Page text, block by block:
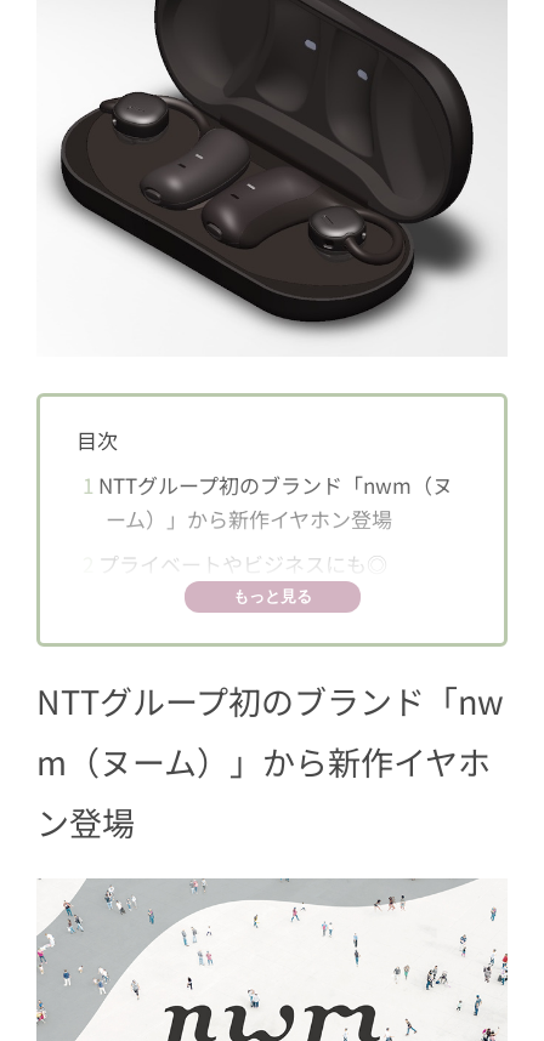
目次
1 NTTグループ初のブランド「nwm（ヌ
ーム）」から新作イヤホン登場
プライベートやビジネスにも◎
もっと見る
NTTグループ初のブランド「nw
m（ヌーム）」から新作イヤホ
ン登場